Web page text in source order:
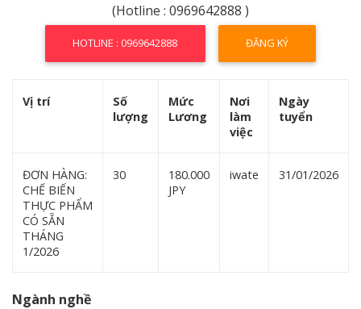
(Hotline : 0969642888 )
HOTLINE : 0969642888 ĐĂNG KÝ
Vị trí
Số
lượng
Mức
Lương
Nơi
làm
việc
Ngày
tuyển
ĐƠN HÀNG:
CHẾ BIẾN
THỰC PHẨM
CÓ SẴN
THÁNG
1/2026
30
180.000
JPY
iwate 31/01/2026
Ngành nghề